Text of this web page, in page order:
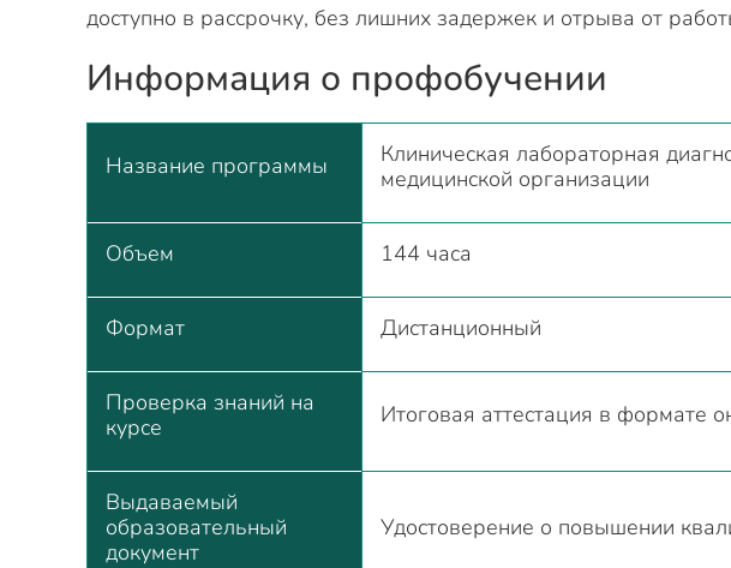
доступно в рассрочку, без лишних задержек и отрыва от
Информация о профобучении
Название программы
Клиническая лабораторная
медицинской организации
Объем 144 часа
Формат Дистанционный
Проверка знаний на
курсе
Итоговая аттестация в формате
Выдаваемый
образовательный
документ
Удостоверение о повышении